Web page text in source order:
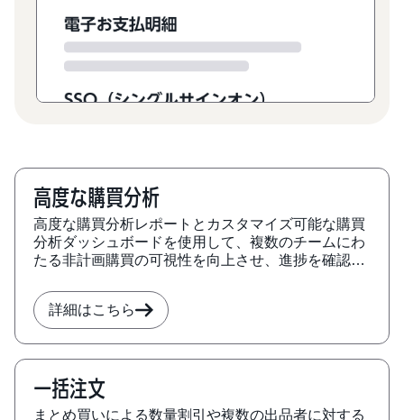
高度な購買分析
高度な購買分析レポートとカスタマイズ可能な購買
分析ダッシュボードを使用して、複数のチームにわ
たる非計画購買の可視性を向上させ、進捗を確認で
詳細はこちら
一括注文
まとめ買いによる数量割引や複数の出品者に対する